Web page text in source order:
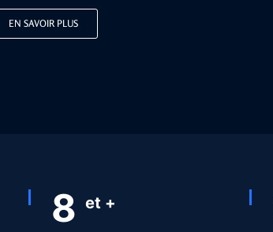
EN SAVOIR PLUS
10 et +